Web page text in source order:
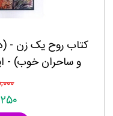
کتاب روح یک زن -
و ساحران خوب) -